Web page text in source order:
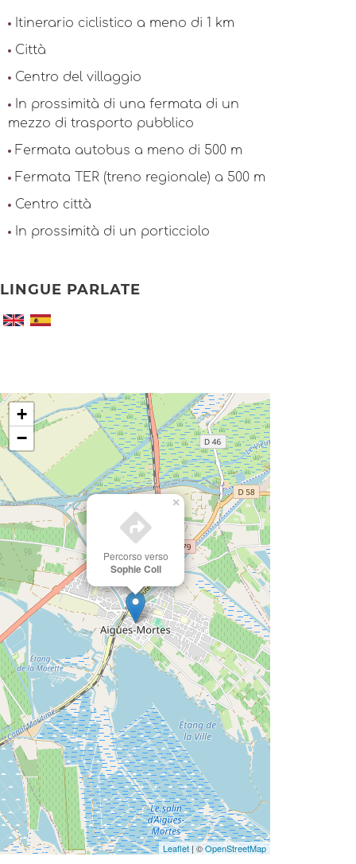
Itinerario ciclistico a meno di 1 km
Città
Centro del villaggio
In prossimità di una fermata di un
mezzo di trasporto pubblico
Fermata autobus a meno di 500 m
Fermata TER (treno regionale) a 500 m
Centro città
In prossimità di un porticciolo
LINGUE PARLATE
Percorso verso
Sophie Coll
×
+
−
Leaflet| ©OpenStreetMap